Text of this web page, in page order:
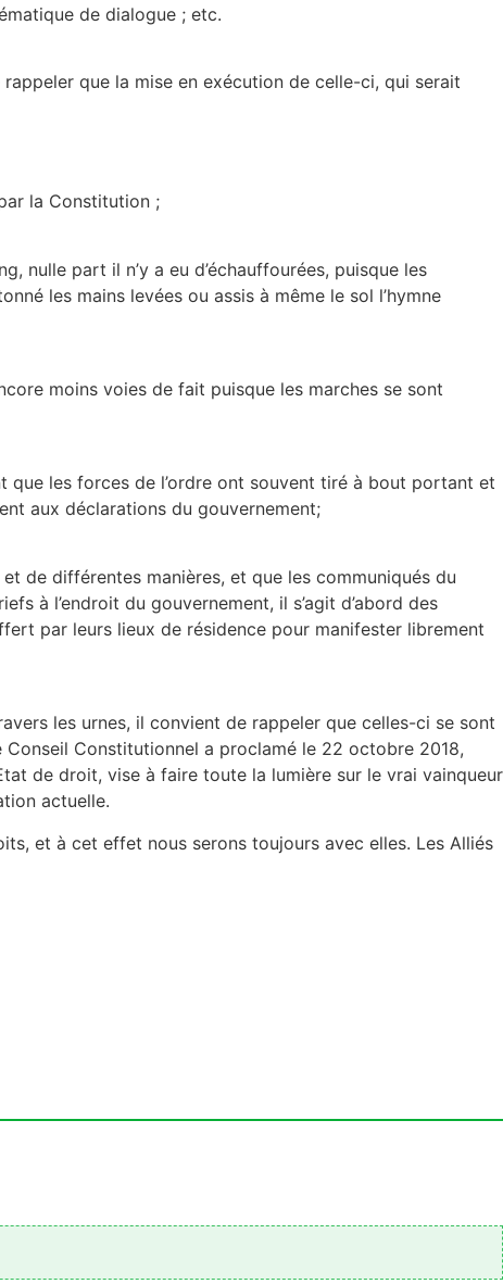
de dialogue ; etc.
que la mise en exécution de celle-ci, qui serait
la Constitution ;
nulle part il n’y a eu d’échauffourées, puisque les
les mains levées ou assis à même le sol l’hymne
moins voies de fait puisque les marches se sont
que les forces de l’ordre ont souvent tiré à bout portant et
aux déclarations du gouvernement;
de différentes manières, et que les communiqués du
à l’endroit du gouvernement, il s’agit d’abord des
par leurs lieux de résidence pour manifester librement
les urnes, il convient de rappeler que celles-ci se sont
Constitutionnel a proclamé le 22 octobre 2018,
de droit, vise à faire toute la lumière sur le vrai vainqueur
actuelle.
et à cet effet nous serons toujours avec elles. Les Alliés